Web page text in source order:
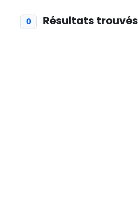
0 Résultats trouvés